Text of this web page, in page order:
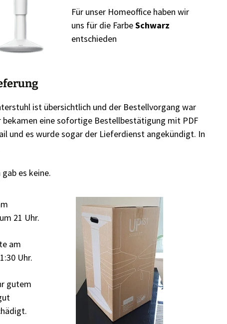
Für unser Homeoffice haben wir
uns für die FarbeSchwarz
entschieden
ist übersichtlich und der Bestellvorgang war
bekamen eine sofortige Bestellbestätigung mit PDF
und es wurde sogar der Lieferdienst angekündigt. In
es keine.
21 Uhr.
am
Uhr.
gutem